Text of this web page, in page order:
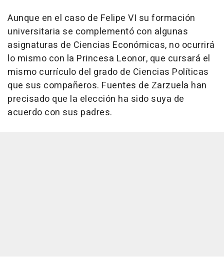
Aunque en el caso de Felipe VI su formación
universitaria se complementó con algunas
asignaturas de Ciencias Económicas, no ocurrirá
lo mismo con la Princesa Leonor, que cursará el
mismo currículo del grado de Ciencias Políticas
que sus compañeros. Fuentes de Zarzuela han
precisado que la elección ha sido suya de
acuerdo con sus padres.